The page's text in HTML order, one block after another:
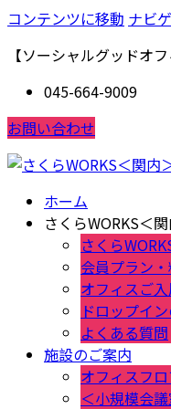
コンテンツに移動 ナビ
【ソーシャルグッドオ
045-664-9009
お問い合わせ
ホーム
さくらWORKS＜
さくら
会員プラン
オフィスご
ドロップイ
よくある質問
施設のご案内
オフィスフ
＜小規模会